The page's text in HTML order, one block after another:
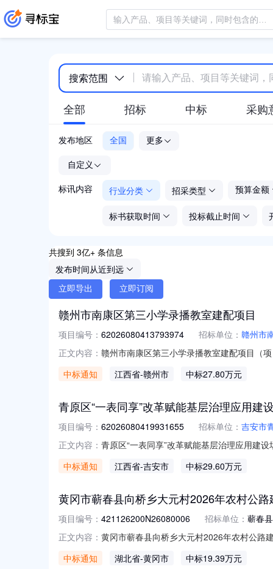
搜索范围
全部 招标 中标 采购
发布地区 全国 更多
自定义
标讯内容 行业分类 招采类型 预算金额
标书获取时间 投标截止时间
共搜到 3亿+ 条信息
发布时间从近到远
立即导出 立即订阅
赣州市南康区第三小学录播教室建配项目
项目编号： 62026080413793974 招标单位： 赣州市
正文内容： 赣州市南康区第三小学录播教室建配项目（
0415:43-2026-08-0718:00二、采购单位信
中标通知 江西省-赣州市 中标27.80万元
青原区“一表同享”改革赋能基层治理应用建
项目编号： 62026080419931655 招标单位： 吉安市
正文内容： 青原区“一表同享”改革赋能基层治理应用建
2026-08-0417:28-2026-08-0718:00二、采
中标通知 江西省-吉安市 中标29.60万元
黄冈市蕲春县向桥乡大元村2026年农村公
项目编号： 421126200N26080006 招标单位： 蕲春
正文内容： 黄冈市蕲春县向桥乡大元村2026年农村公路
始时间：--竞价结束时间：--公示时间交易
中标通知 湖北省-黄冈市 中标19.39万元